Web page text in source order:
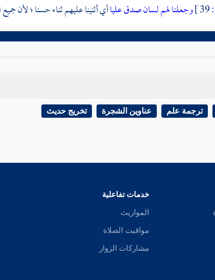
وجعلنا لهم لسان صدق علياأي أثنينا عليهم ثناء حسنا ؛ لأن
ترجمة علم عناوين الشجرة تخريج حديث
خدمات تفاعلية
المواريث
مواقيت الصلاة
مشاركات الزوار